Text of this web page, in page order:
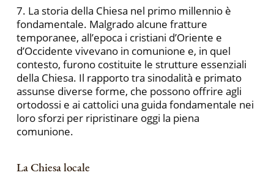
7. La storia della Chiesa nel primo millennio è
fondamentale. Malgrado alcune fratture
temporanee, all’epoca i cristiani d’Oriente e
d’Occidente vivevano in comunione e, in quel
contesto, furono costituite le strutture essenziali
della Chiesa. Il rapporto tra sinodalità e primato
assunse diverse forme, che possono offrire agli
ortodossi e ai cattolici una guida fondamentale nei
loro sforzi per ripristinare oggi la piena
comunione.
La Chiesa locale